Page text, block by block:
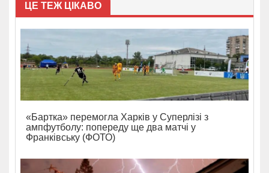
ЦЕ ТЕЖ ЦІКАВО
«Бартка» перемогла Харків у Суперлізі з
ампфутболу: попереду ще два матчі у
Франківську (ФОТО)